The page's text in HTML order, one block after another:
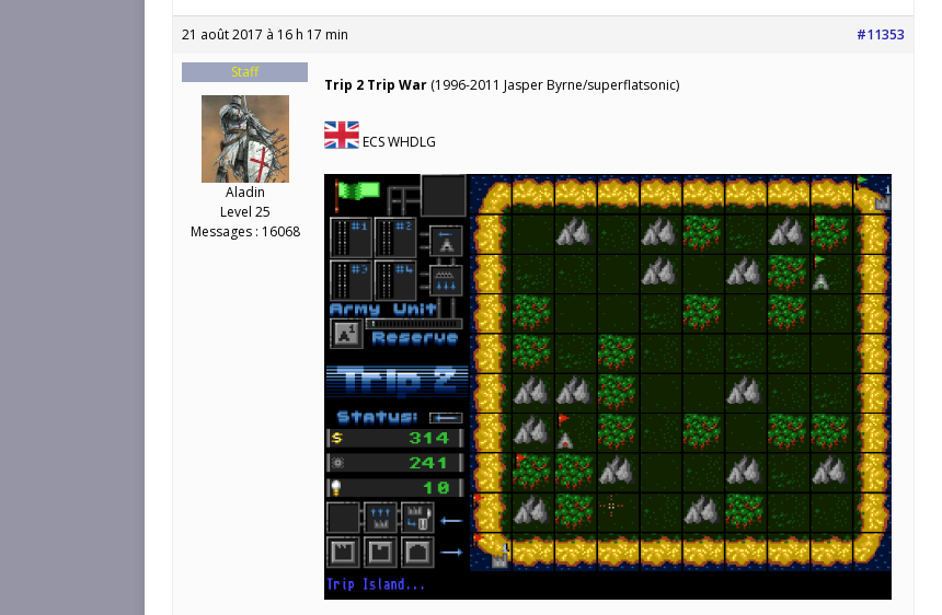
21 août 2017 à 16 h 17 min
#11353
Staff
Aladin
Level 25
Messages : 16068
Trip 2 Trip War (1996-2011 Jasper Byrne/superflatsonic)
ECS WHDLG